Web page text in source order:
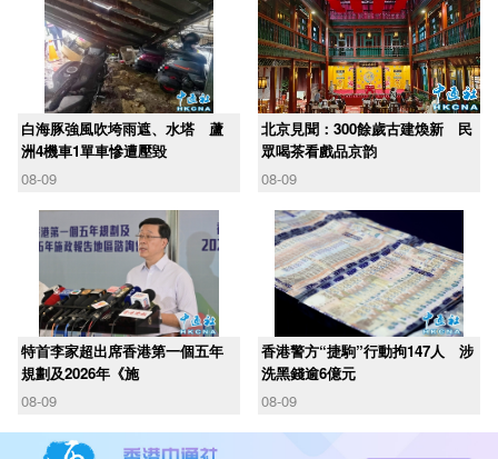
白海豚強風吹垮雨遮、水塔 蘆
洲4機車1單車慘遭壓毀
08-09
北京見聞：300餘歲古建煥新 民
眾喝茶看戲品京韵
08-09
​特首李家超出席香港第一個五年
規劃及2026年《施
08-09
香港警方“捷駒”行動拘147人 涉
洗黑錢逾6億元
08-09